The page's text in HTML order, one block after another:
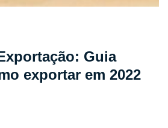
Guia
exportar em 2022